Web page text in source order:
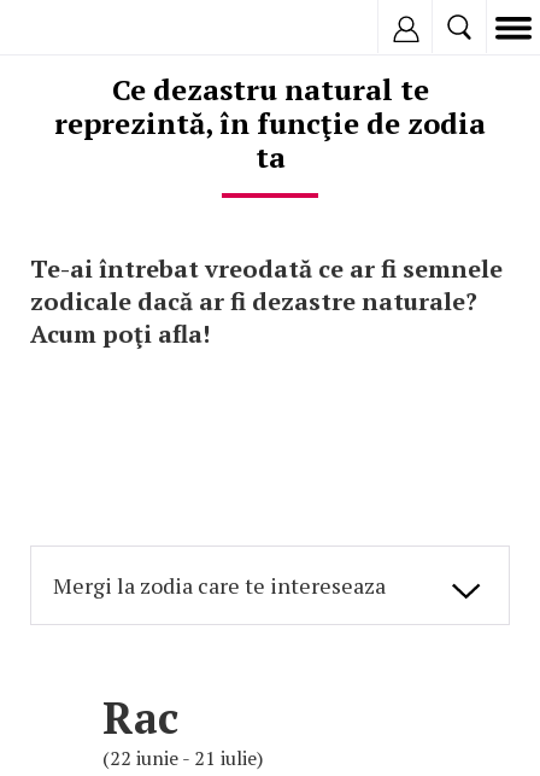
Ce dezastru natural te
reprezintă, în funcţie de zodia
ta
Te-ai întrebat vreodată ce ar fi semnele
zodicale dacă ar fi dezastre naturale?
Acum poţi afla!
Rac
(22 iunie - 21 iulie)